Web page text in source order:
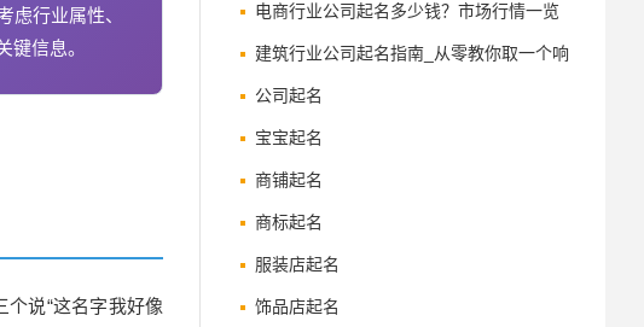
行业属性、
信息。
个说“这名字我好像
电商行业公司起名多少钱？市场行情一览
建筑行业公司起名指南_从零教你取一个响
亮的名字
公司起名
宝宝起名
商铺起名
商标起名
服装店起名
饰品店起名